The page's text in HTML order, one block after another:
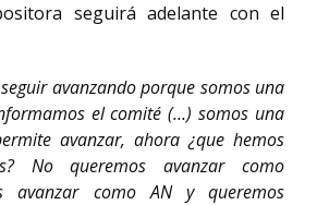
seguirá adelante con el
avanzando porque somos una
el comité (…) somos una
avanzar, ahora ¿que hemos
No queremos avanzar como
avanzar como AN y queremos